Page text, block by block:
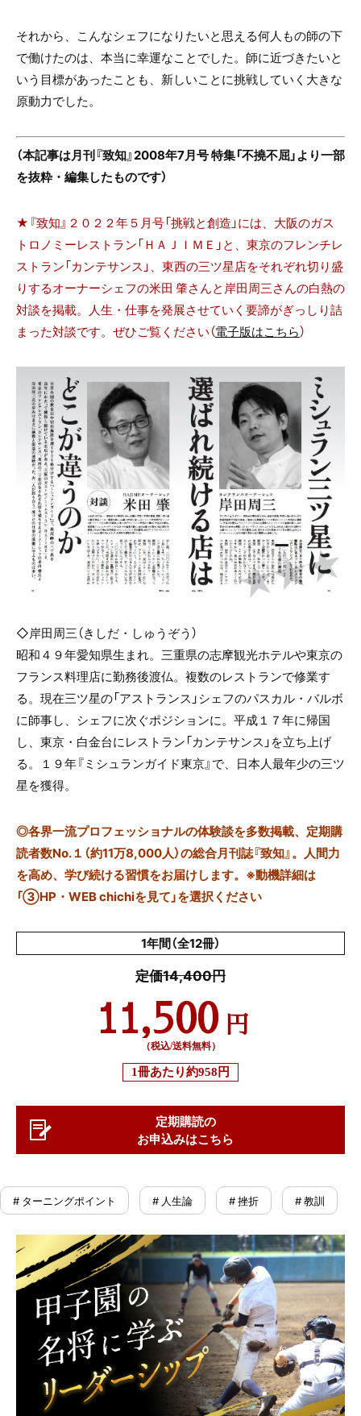
それから、こんなシェフになりたいと思える何人もの師の下
で働けたのは、本当に幸運なことでした。師に近づきたいと
いう目標があったことも、新しいことに挑戦していく大きな
原動力でした。
（本記事は月刊『致知』2008年7月号 特集「不撓不屈」より一部
を抜粋・編集したものです）
★『致知』２０２２年５月号「挑戦と創造」には、大阪のガス
トロノミーレストラン「ＨＡＪＩＭＥ」と、東京のフレンチレ
ストラン「カンテサンス」、東西の三ツ星店をそれぞれ切り盛
りするオーナーシェフの米田 肇さんと岸田周三さんの白熱の
対談を掲載。人生・仕事を発展させていく要諦がぎっしり詰
まった対談です。ぜひご覧ください（電子版はこちら）
◇岸田周三（きしだ・しゅうぞう）
昭和４９年愛知県生まれ。三重県の志摩観光ホテルや東京の
フランス料理店に勤務後渡仏。複数のレストランで修業す
る。現在三ツ星の「アストランス」シェフのパスカル・バルボ
に師事し、シェフに次ぐポジションに。平成１７年に帰国
し、東京・白金台にレストラン「カンテサンス」を立ち上げ
る。１９年『ミシュランガイド東京』で、日本人最年少の三ツ
星を獲得。
◎各界一流プロフェッショナルの体験談を多数掲載、定期購
読者数No.１（約11万8,000人）の総合月刊誌『致知』。人間力
を高め、学び続ける習慣をお届けします。※動機詳細は
「③HP・WEB chichiを見て」を選択ください
1年間（全12冊）
定価14,400円
11,500 円
（税込/送料無料）
1冊あたり約958円
定期購読の
お申込みはこちら
# ターニングポイント # 人生論 # 挫折 # 教訓